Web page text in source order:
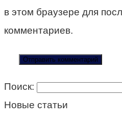
в этом браузере для
комментариев.
Поиск:
Новые статьи